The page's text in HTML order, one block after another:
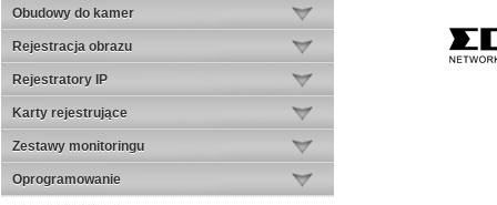
Obudowy do kamer
Rejestracja obrazu
Rejestratory IP
Karty rejestrujące
Zestawy monitoringu
Oprogramowanie